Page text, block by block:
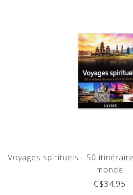
Voyages spirituels - 50
monde
C$34.95